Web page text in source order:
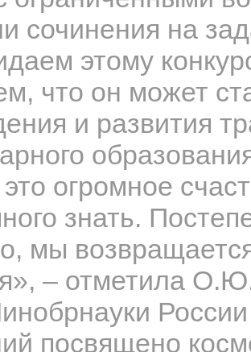
сочинения на
этому
что он может
и развития
огромное
знать.
мы
– отметила
посвящено